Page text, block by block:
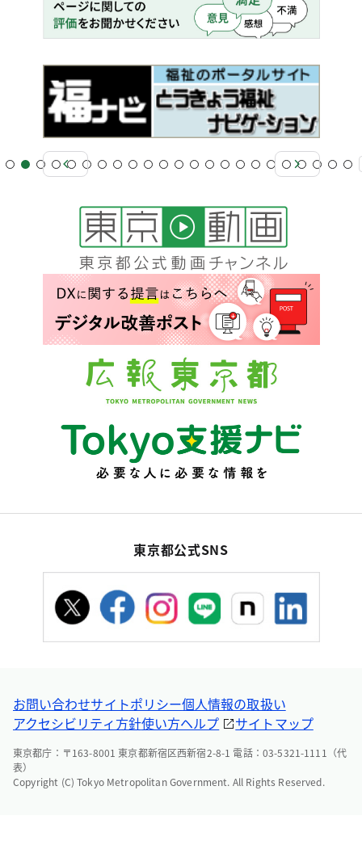
東京都公式SNS
お問い合わせサイトポリシー個人情報の取扱い
アクセシビリティ方針使い方ヘルプ サイトマップ
東京都庁：〒163-8001 東京都新宿区西新宿2-8-1 電話：03-5321-1111（代
表）
Copyright (C) Tokyo Metropolitan Government. All Rights Reserved.